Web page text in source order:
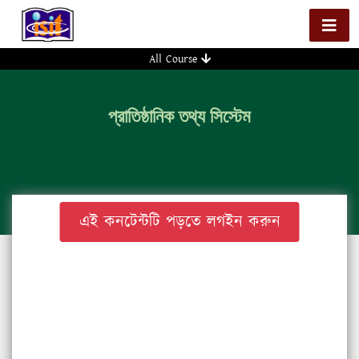
All Course
প্রাতিষ্ঠানিক তথ্য সিস্টেম
এই কনটেন্টটি পড়তে লগইন করুন